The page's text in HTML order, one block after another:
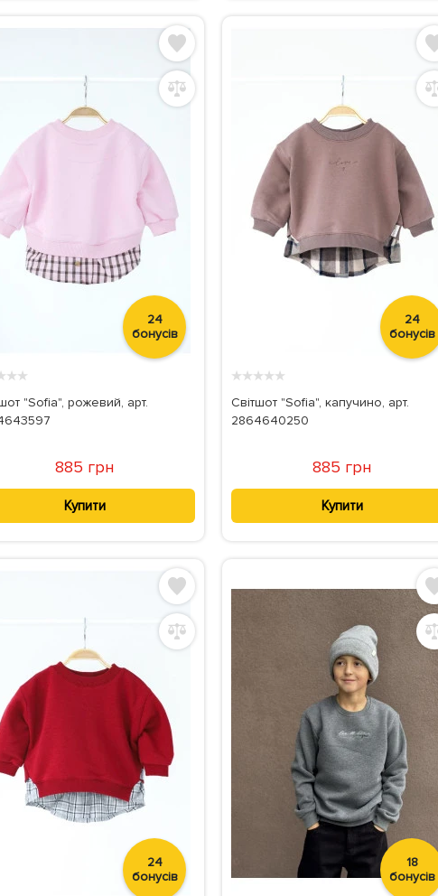
24
бонусів
★★
"Sofia", рожевий, арт.
885 грн
Купити
24
бонусів
★★★★★
Світшот "Sofia", капучино, арт.
2864640250
885 грн
Купити
24
бонусів
18
бонусів